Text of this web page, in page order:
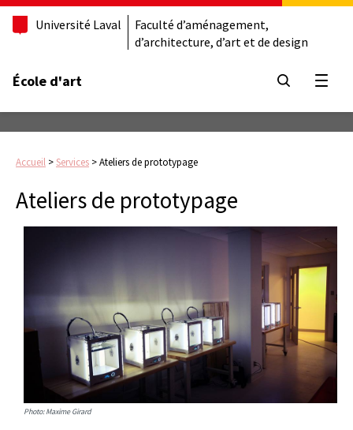
Université Laval
Faculté d’aménagement,
d’architecture, d’art et de design
École d'art
Accueil >Services >Ateliers de prototypage
Ateliers de prototypage
Photo: Maxime Girard